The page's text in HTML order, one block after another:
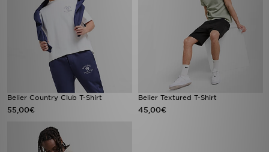
Belier Country Club T-Shirt
55,00€
Belier Textured T-Shirt
45,00€